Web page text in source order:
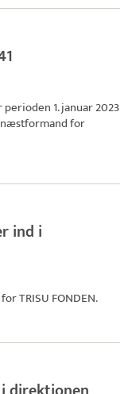
1. januar 2023
for
ind i
TRISU FONDEN.